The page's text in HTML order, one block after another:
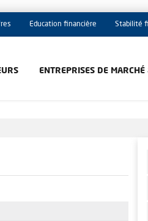
Education financière Stabilité
ENTREPRISES DE